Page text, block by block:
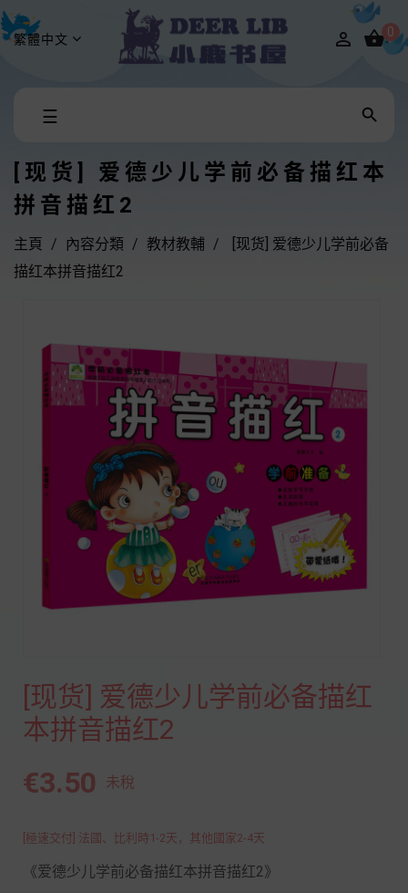
繁體中文  0
Toggle
☰ 
[现货] 爱德少儿学前必备描红本
拼音描红2
主頁 內容分類 教材教輔
[现货] 爱德少儿学前必备
描红本拼音描红2
[现货] 爱德少儿学前必备描红
本拼音描红2
€3.50 未稅
[極速交付] 法國、比利時1-2天，其他國家2-4天
《爱德少儿学前必备描红本拼音描红2》